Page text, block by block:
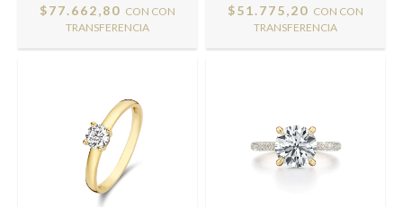
$77.662,80 CON CON
TRANSFERENCIA
$51.775,20 CON CON
TRANSFERENCIA